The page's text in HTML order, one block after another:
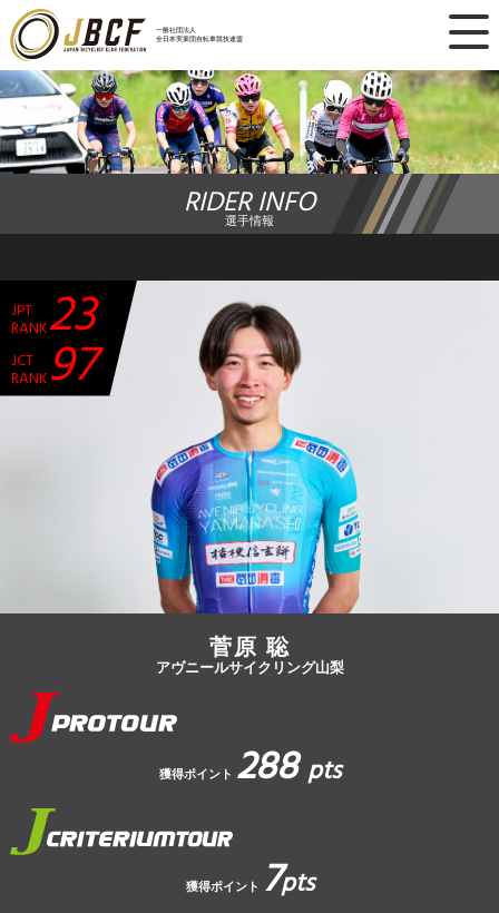
一般社団法人
全日本実業団自転車競技連盟
×
ニュース
レース日程
ランキング
チーム・選手
競技ガイド
加盟・登録
エントリー
JBCF ROAD SERIESとは
RIDER INFO
選手情報
JPT
RANK23
JCT
RANK97
菅原 聡
アヴニールサイクリング山梨
獲得ポイント 288pts
獲得ポイント 7pts